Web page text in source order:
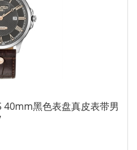
40mm黑色表盘真皮表带男